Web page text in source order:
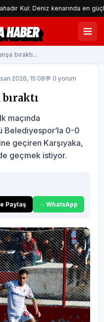
kenarında en güçlü, en
HABER
bıraktı...
2026, 15:08💬 0 yorum
maçında
Belediyespor’la 0-0
geçiren Karşıyaka,
geçmek istiyor.
Paylaş WhatsApp